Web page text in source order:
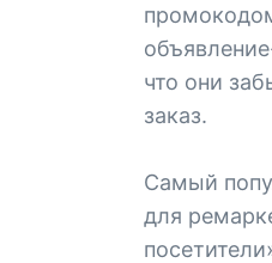
что они
заказ.
Самый
для